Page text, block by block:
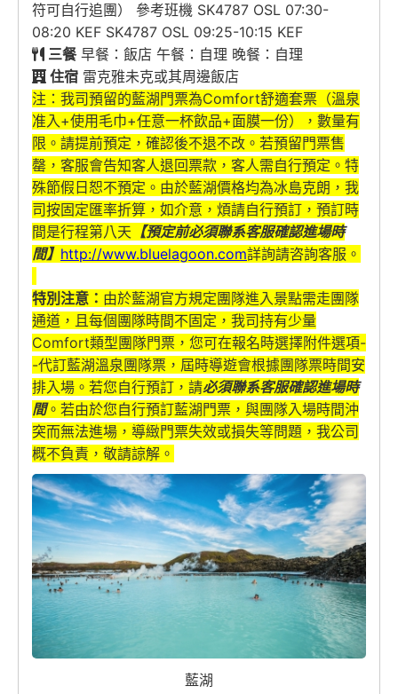
符可自行追團） 參考班機 SK4787 OSL 07:30-
08:20 KEF SK4787 OSL 09:25-10:15 KEF
三餐早餐：飯店 午餐：自理 晚餐：自理
住宿 雷克雅未克或其周邊飯店
注：我司預留的藍湖門票為Comfort舒適套票（溫泉
准入+使用毛巾+任意一杯飲品+面膜一份），數量有
限。請提前預定，確認後不退不改。若預留門票售
罄，客服會告知客人退回票款，客人需自行預定。特
殊節假日恕不預定。由於藍湖價格均為冰島克朗，我
司按固定匯率折算，如介意，煩請自行預訂，預訂時
間是行程第八天 【預定前必須聯系客服確認進場時
間】 http://www.bluelagoon.com詳詢請咨詢客服。
特別注意： 由於藍湖官方規定團隊進入景點需走團隊
通道，且每個團隊時間不固定，我司持有少量
Comfort類型團隊門票，您可在報名時選擇附件選項-
-代訂藍湖溫泉團隊票，屆時導遊會根據團隊票時間安
排入場。若您自行預訂，請必須聯系客服確認進場時
間。若由於您自行預訂藍湖門票，與團隊入場時間沖
突而無法進場，導緻門票失效或損失等問題，我公司
概不負責，敬請諒解。
藍湖